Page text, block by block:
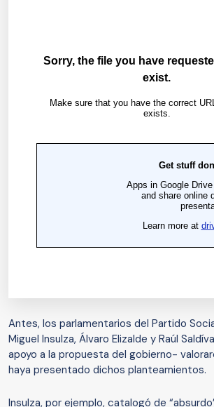
Antes, los parlamentarios del Partido
Miguel Insulza, Álvaro Elizalde y Raúl
apoyo a la propuesta del gobierno-
haya presentado dichos planteamientos.
Insulza, por ejemplo, catalogó de